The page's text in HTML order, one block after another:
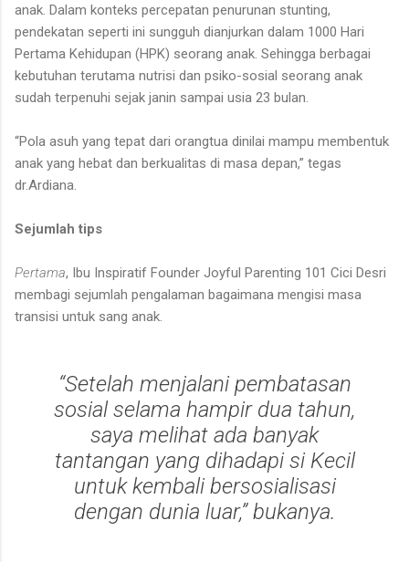
anak. Dalam konteks percepatan penurunan stunting,
pendekatan seperti ini sungguh dianjurkan dalam 1000 Hari
Pertama Kehidupan (HPK) seorang anak. Sehingga berbagai
kebutuhan terutama nutrisi dan psiko-sosial seorang anak
sudah terpenuhi sejak janin sampai usia 23 bulan.
“Pola asuh yang tepat dari orangtua dinilai mampu membentuk
anak yang hebat dan berkualitas di masa depan,” tegas
dr.Ardiana.
Sejumlah tips
Pertama, Ibu Inspiratif Founder Joyful Parenting 101 Cici Desri
membagi sejumlah pengalaman bagaimana mengisi masa
transisi untuk sang anak.
“Setelah menjalani pembatasan
sosial selama hampir dua tahun,
saya melihat ada banyak
tantangan yang dihadapi si Kecil
untuk kembali bersosialisasi
dengan dunia luar,” bukanya.